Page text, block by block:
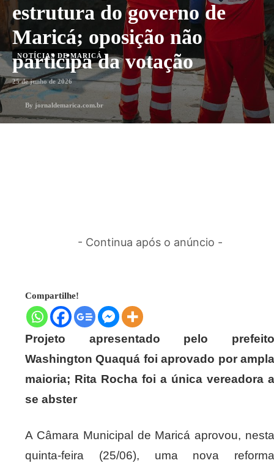
estrutura do governo de
Maricá; oposição não
participa da votação
NOTÍCIAS DE MARICÁ
25 de junho de 2026
By jornaldemarica.com.br
- Continua após o anúncio -
Compartilhe!
Projeto apresentado pelo prefeito
Washington Quaquá foi aprovado por ampla
maioria; Rita Rocha foi a única vereadora a
se abster
A Câmara Municipal de Maricá aprovou, nesta
quinta-feira (25/06), uma nova reforma